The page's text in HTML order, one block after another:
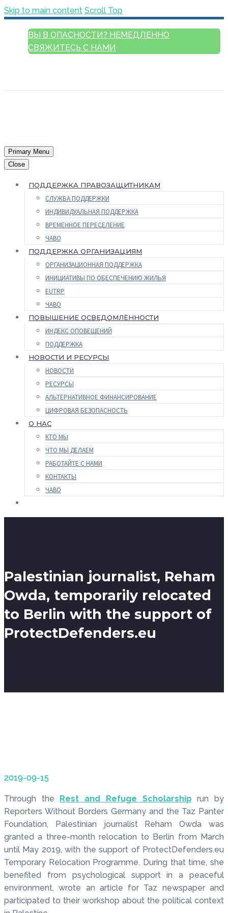
Skip to main content Scroll Top
ВЫ В ОПАСНОСТИ? НЕМЕДЛЕННО
СВЯЖИТЕСЬ С НАМИ
Primary Menu
Close
ПОДДЕРЖКА ПРАВОЗАЩИТНИКАМ
СЛУЖБА ПОДДЕРЖКИ
ИНДИВИДУАЛЬНАЯ ПОДДЕРЖКА
ВРЕМЕННОЕ ПЕРЕСЕЛЕНИЕ
ЧАВО
ПОДДЕРЖКА ОРГАНИЗАЦИЯМ
ОРГАНИЗАЦИОННАЯ ПОДДЕРЖКА
ИНИЦИАТИВЫ ПО ОБЕСПЕЧЕНИЮ ЖИЛЬЯ
EUTRP
ЧАВО
ПОВЫШЕНИЕ ОСВЕДОМЛЁННОСТИ
ИНДЕКС ОПОВЕЩЕНИЙ
ПОДДЕРЖКА
НОВОСТИ И РЕСУРСЫ
НОВОСТИ
РЕСУРСЫ
АЛЬТЕРНАТИВНОЕ ФИНАНСИРОВАНИЕ
ЦИФРОВАЯ БЕЗОПАСНОСТЬ
О НАС
КТО МЫ
ЧТО МЫ ДЕЛАЕМ
РАБОТАЙТЕ С НАМИ
КОНТАКТЫ
ЧАВО
Palestinian journalist, Reham
Owda, temporarily relocated
to Berlin with the support of
ProtectDefenders.eu
2019-09-15
Through the Rest and Refuge Scholarship run by
Reporters Without Borders Germany and the Taz Panter
Foundation, Palestinian journalist Reham Owda was
granted a three-month relocation to Berlin from March
until May 2019, with the support of ProtectDefenders.eu
Temporary Relocation Programme. During that time, she
benefited from psychological support in a peaceful
environment, wrote an article for Taz newspaper and
participated to their workshop about the political context